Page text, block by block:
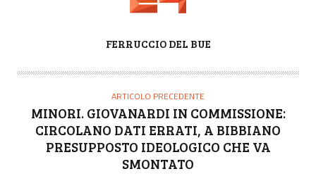
T
FERRUCCIO DEL BUE
ARTICOLO PRECEDENTE
MINORI. GIOVANARDI IN COMMISSIONE:
CIRCOLANO DATI ERRATI, A BIBBIANO
PRESUPPOSTO IDEOLOGICO CHE VA
SMONTATO